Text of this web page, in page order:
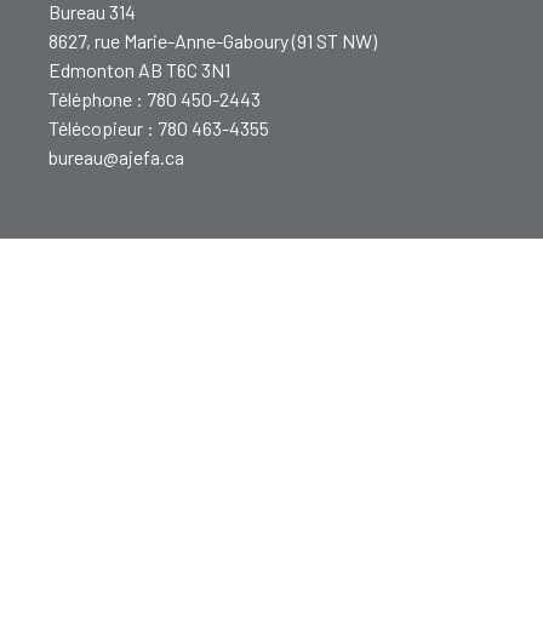
Bureau 314
8627, rue Marie-Anne-Gaboury (91 ST NW)
Edmonton AB T6C 3N1
Téléphone : 780 450-2443
Télécopieur : 780 463-4355
bureau@ajefa.ca